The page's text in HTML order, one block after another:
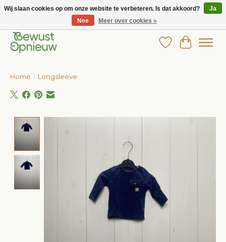
Wij bieden het grootste aanbod in betaalbare kinderkleding!
Verlanglijst
Home / Longsleeve
Wij slaan cookies op om onze website te verbeteren. Is dat akkoord?
Ja
Nee
Meer over cookies »